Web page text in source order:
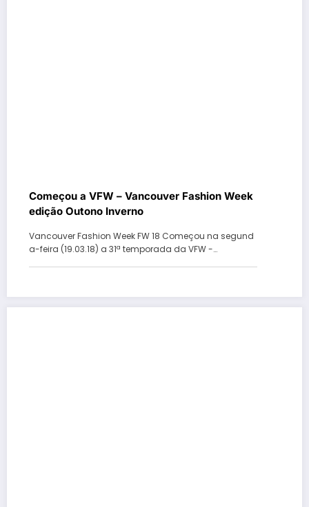
Começou a VFW – Vancouver Fashion Week
edição Outono Inverno
Vancouver Fashion Week FW 18 Começou na segund
a-feira (19.03.18) a 31ª temporada da VFW -…